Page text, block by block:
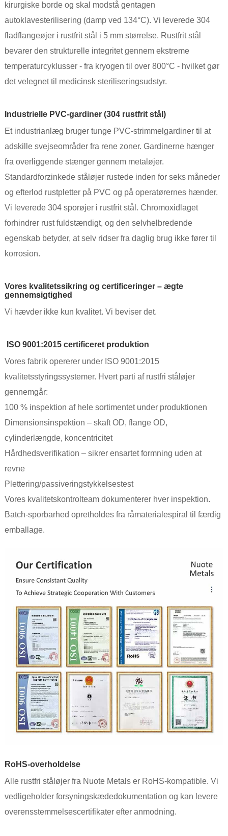
kirurgiske borde og skal modstå gentagen
autoklavesterilisering (damp ved 134°C). Vi leverede 304
fladflangeøjer i rustfrit stål i 5 mm størrelse. Rustfrit stål
bevarer den strukturelle integritet gennem ekstreme
temperaturcyklusser - fra kryogen til over 800°C - hvilket gør
det velegnet til medicinsk steriliseringsudstyr.
Industrielle PVC-gardiner (304 rustfrit stål)
Et industrianlæg bruger tunge PVC-strimmelgardiner til at
adskille svejseområder fra rene zoner. Gardinerne hænger
fra overliggende stænger gennem metaløjer.
Standardforzinkede ståløjer rustede inden for seks måneder
og efterlod rustpletter på PVC og på operatørernes hænder.
Vi leverede 304 sporøjer i rustfrit stål. Chromoxidlaget
forhindrer rust fuldstændigt, og den selvhelbredende
egenskab betyder, at selv ridser fra daglig brug ikke fører til
korrosion.
Vores kvalitetssikring og certificeringer – ægte
gennemsigtighed
Vi hævder ikke kun kvalitet. Vi beviser det.
ISO 9001:2015 certificeret produktion
Vores fabrik opererer under ISO 9001:2015
kvalitetsstyringssystemer. Hvert parti af rustfri ståløjer
gennemgår:
100 % inspektion af hele sortimentet under produktionen
Dimensionsinspektion – skaft OD, flange OD,
cylinderlængde, koncentricitet
Hårdhedsverifikation – sikrer ensartet formning uden at
revne
Plettering/passiveringstykkelsestest
Vores kvalitetskontrolteam dokumenterer hver inspektion.
Batch-sporbarhed opretholdes fra råmaterialespiral til færdig
emballage.
RoHS-overholdelse
Alle rustfri ståløjer fra Nuote Metals er RoHS-kompatible. Vi
vedligeholder forsyningskædedokumentation og kan levere
overensstemmelsescertifikater efter anmodning.